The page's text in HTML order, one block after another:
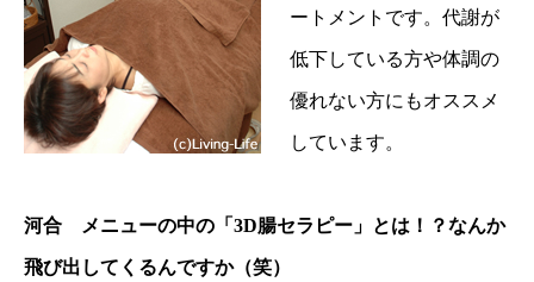
ートメントです。代謝が
低下している方や体調の
優れない方にもオススメ
しています。
河合 メニューの中の「3D腸セラピー」とは！？なんか
飛び出してくるんですか（笑）